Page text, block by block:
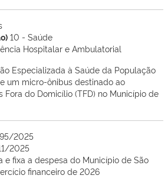
10 - Saúde
Hospitalar e Ambulatorial
Especializada à Saúde da População
um micro-ônibus destinado ao
Fora do Domicílio (TFD) no Município de
2025
2025
e fixa a despesa do Município de São
financeiro de 2026